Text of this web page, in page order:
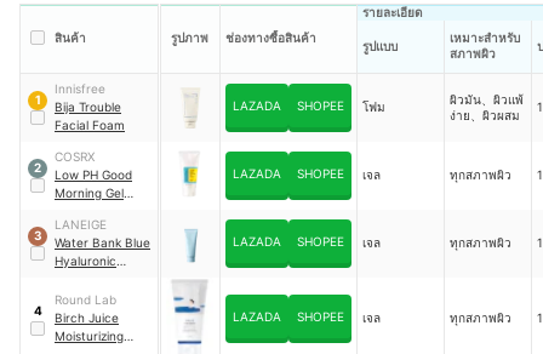
สินค้า รูปภาพ ช่องทางซื้อสินค้า
รายละเอียด
รูปแบบ
เหมาะสำหรับ
สภาพผิว
1
Innisfree
Bija Trouble
Facial Foam
LAZADA SHOPEE โฟม
ผิวมัน、ผิวแพ้
ง่าย、ผิวผสม
2
COSRX
Low PH Good
Morning Gel
LAZADA SHOPEE เจล ทุกสภาพผิว
3
LANEIGE
Water Bank Blue
Hyaluronic
LAZADA SHOPEE เจล ทุกสภาพผิว
4
Round Lab
Birch Juice
Moisturizing
LAZADA SHOPEE เจล ทุกสภาพผิว